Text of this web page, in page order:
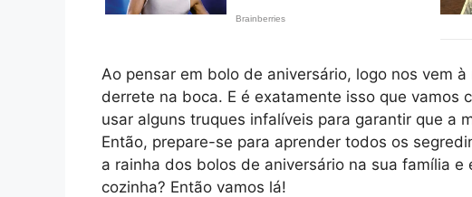
Ao pensar em bolo de aniversário, logo nos vem
derrete na boca. E é exatamente isso que vamos
usar alguns truques infalíveis para garantir que a
Então, prepare-se para aprender todos os
a rainha dos bolos de aniversário na sua família
cozinha? Então vamos lá!